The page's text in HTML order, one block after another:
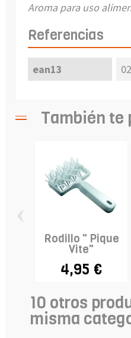
Aroma para uso
Referencias
ean13
También te
Rodillo " Pique
Vite"
4,95 €
10 otros
misma